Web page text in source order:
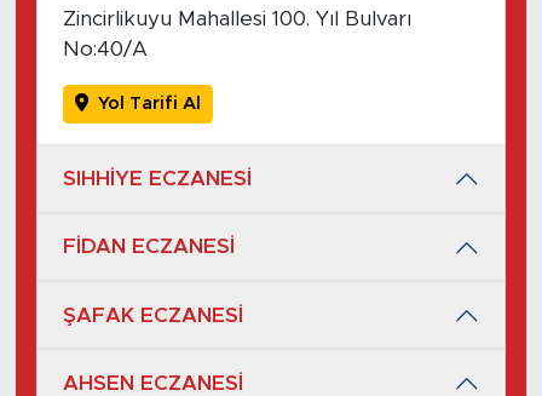
Zincirlikuyu Mahallesi 100. Yıl Bulvarı
No:40/A
Yol Tarifi Al
SIHHİYE ECZANESİ
FİDAN ECZANESİ
ŞAFAK ECZANESİ
AHSEN ECZANESİ